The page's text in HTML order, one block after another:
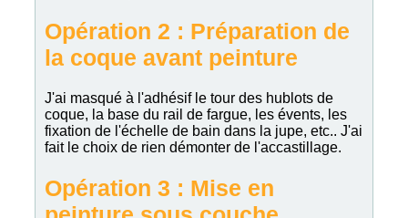
Opération 2 : Préparation de
la coque avant peinture
J'ai masqué à l'adhésif le tour des hublots de
coque, la base du rail de fargue, les évents, les
fixation de l'échelle de bain dans la jupe, etc.. J'ai
fait le choix de rien démonter de l'accastillage.
Opération 3 : Mise en